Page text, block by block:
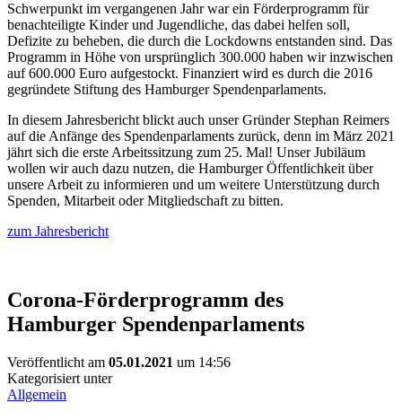
Schwerpunkt im vergangenen Jahr war ein Förderprogramm für
benachteiligte Kinder und Jugendliche, das dabei helfen soll,
Defizite zu beheben, die durch die Lockdowns entstanden sind. Das
Programm in Höhe von ursprünglich 300.000 haben wir inzwischen
auf 600.000 Euro aufgestockt. Finanziert wird es durch die 2016
gegründete Stiftung des Hamburger Spendenparlaments.
In diesem Jahresbericht blickt auch unser Gründer Stephan Reimers
auf die Anfänge des Spendenparlaments zurück, denn im März 2021
jährt sich die erste Arbeitssitzung zum 25. Mal! Unser Jubiläum
wollen wir auch dazu nutzen, die Hamburger Öffentlichkeit über
unsere Arbeit zu informieren und um weitere Unterstützung durch
Spenden, Mitarbeit oder Mitgliedschaft zu bitten.
zum Jahresbericht
Corona-Förderprogramm des
Hamburger Spendenparlaments
Veröffentlicht am 05.01.2021 um 14:56
Kategorisiert unter
Allgemein